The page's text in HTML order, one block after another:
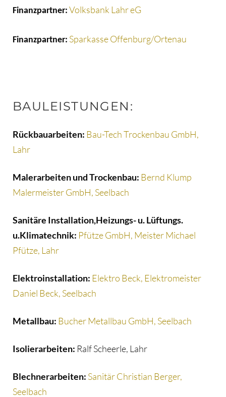
Finanzpartner: Volksbank Lahr eG
Finanzpartner: Sparkasse Offenburg/Ortenau
BAULEISTUNGEN:
Rückbauarbeiten: Bau-Tech Trockenbau GmbH,
Lahr
Malerarbeiten und Trockenbau: Bernd Klump
Malermeister GmbH, Seelbach
Sanitäre Installation,Heizungs- u. Lüftungs.
u.Klimatechnik: Pfütze GmbH, Meister Michael
Pfütze, Lahr
Elektroinstallation: Elektro Beck, Elektromeister
Daniel Beck, Seelbach
Metallbau: Bucher Metallbau GmbH, Seelbach
Isolierarbeiten: Ralf Scheerle, Lahr
Blechnerarbeiten: Sanitär Christian Berger,
Seelbach